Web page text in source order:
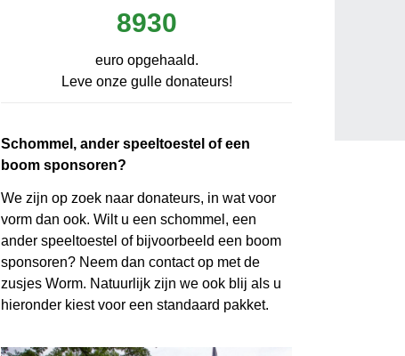
8930
euro opgehaald.
Leve onze gulle donateurs!
Schommel, ander speeltoestel of een
boom sponsoren?
We zijn op zoek naar donateurs, in wat voor
vorm dan ook. Wilt u een schommel, een
ander speeltoestel of bijvoorbeeld een boom
sponsoren? Neem dan contact op met de
zusjes Worm. Natuurlijk zijn we ook blij als u
hieronder kiest voor een standaard pakket.